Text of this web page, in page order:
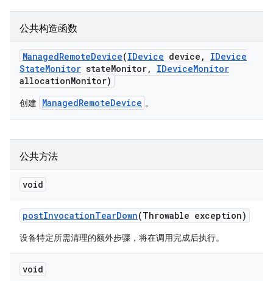
公共构造函数
ManagedRemoteDevice(IDevice device ,
IDevice
StateMonitor stateMonitor, IDeviceMonitor
allocationMonitor)
创建 ManagedRemoteDevice 。
公共方法
void
postInvocationTearDown(Throwable exception)
设备特定所需清理的额外步骤，将在调用完成后执行。
void